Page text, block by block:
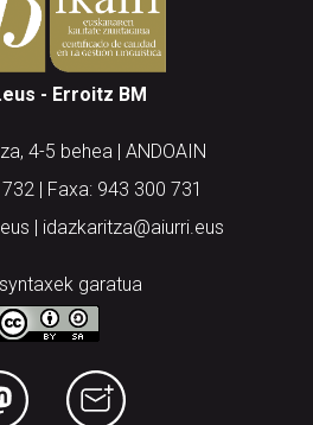
- Erroitz BM
4-5 behea | ANDOAIN
| Faxa: 943 300 731
| idazkaritza@aiurri.eus
garatua